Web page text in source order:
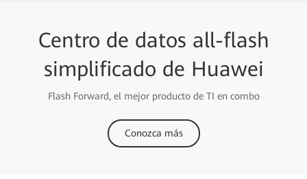
Centro de datos all-flash
simplificado de Huawei
Flash Forward, el mejor producto de TI en combo
Conozca más